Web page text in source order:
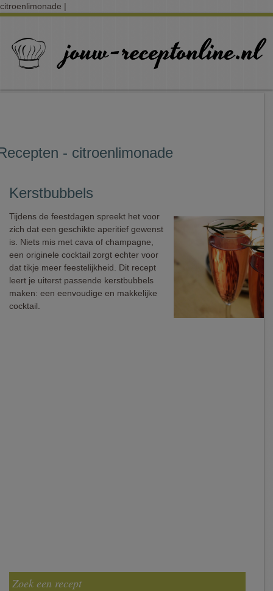
citroenlimonade |
- citroenlimonade
Kerstbubbels
Tijdens de feestdagen spreekt het voor
zich dat een geschikte aperitief gewenst
is. Niets mis met cava of champagne,
een originele cocktail zorgt echter voor
dat tikje meer feestelijkheid. Dit recept
leert je uiterst passende kerstbubbels
maken: een eenvoudige en makkelijke
cocktail.
Zoek een recept